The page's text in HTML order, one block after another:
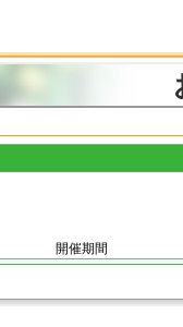
開催期間